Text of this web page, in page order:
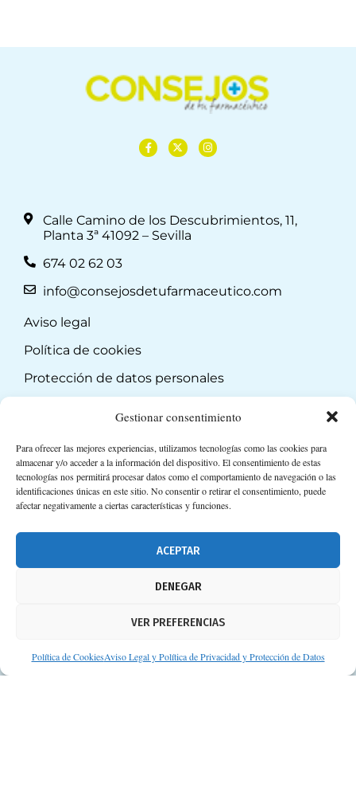
Gestionar consentimiento
Para ofrecer las mejores experiencias, utilizamos tecnologías como las cookies para
almacenar y/o acceder a la información del dispositivo. El consentimiento de estas
tecnologías nos permitirá procesar datos como el comportamiento de navegación o las
identificaciones únicas en este sitio. No consentir o retirar el consentimiento, puede
afectar negativamente a ciertas características y funciones.
ACEPTAR
DENEGAR
VER PREFERENCIAS
Política de CookiesAviso Legal y Política de Privacidad y Protección de Datos
Calle Camino de los Descubrimientos, 11,
Planta 3ª 41092 – Sevilla
674 02 62 03
info@consejosdetufarmaceutico.com
Aviso legal
Política de cookies
Protección de datos personales